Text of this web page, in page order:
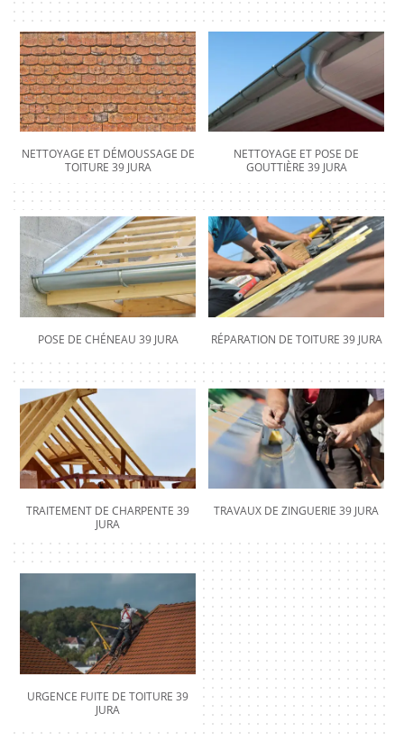
NETTOYAGE ET DÉMOUSSAGE DE
TOITURE 39 JURA
NETTOYAGE ET POSE DE
GOUTTIÈRE 39 JURA
POSE DE CHÉNEAU 39 JURA RÉPARATION DE TOITURE 39 JURA
TRAITEMENT DE CHARPENTE 39
JURA
TRAVAUX DE ZINGUERIE 39 JURA
URGENCE FUITE DE TOITURE 39
JURA